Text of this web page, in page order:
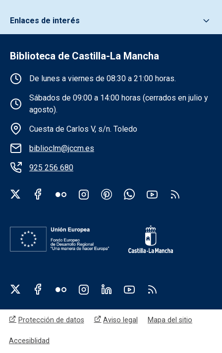
Enlaces de interés
Biblioteca de Castilla-La Mancha
Información de la institución
De lunes a viernes de 08:30 a 21:00 horas.
Sábados de 09:00 a 14:00 horas (cerrados en julio y
agosto).
Cuesta de Carlos V, s/n. Toledo
biblioclm@jccm.es
925 256 680
Redes sociales institución
Redes sociales JCCM
Menú legal
Protección de datos Aviso legal Mapa del sitio
Accesiblidad